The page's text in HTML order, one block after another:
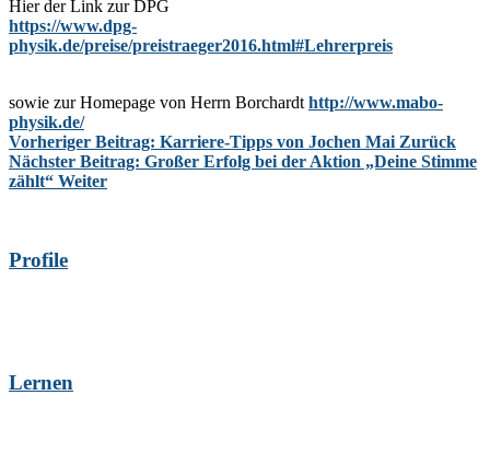
Hier der Link zur DPG
https://www.dpg-
physik.de/preise/preistraeger2016.html#Lehrerpreis
sowie zur Homepage von Herrn Borchardt http://www.mabo-
physik.de/
Vorheriger Beitrag: Karriere-Tipps von Jochen Mai Zurück
Nächster Beitrag: Großer Erfolg bei der Aktion „Deine Stimme
zählt“ Weiter
Profile
Lernen